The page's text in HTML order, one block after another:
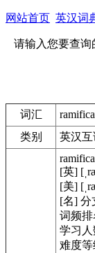
网站首页 英汉词
请输入您要查询
词汇
类别
英汉
[英]
[美]
[名] 分
词频排
学习人
难度等